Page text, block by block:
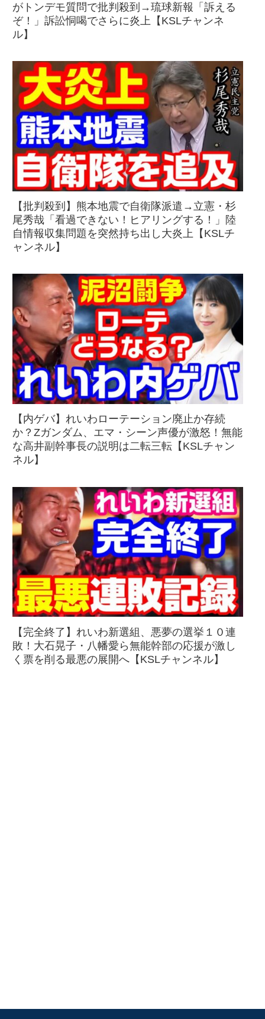
がトンデモ質問で批判殺到→琉球新報「訴える
ぞ！」訴訟恫喝でさらに炎上【KSLチャンネ
ル】
【批判殺到】熊本地震で自衛隊派遣→立憲・杉
尾秀哉「看過できない！ヒアリングする！」陸
自情報収集問題を突然持ち出し大炎上【KSLチ
ャンネル】
【内ゲバ】れいわローテーション廃止か存続
か？Zガンダム、エマ・シーン声優が激怒！無能
な高井副幹事長の説明は二転三転【KSLチャン
ネル】
【完全終了】れいわ新選組、悪夢の選挙１０連
敗！大石晃子・八幡愛ら無能幹部の応援が激し
く票を削る最悪の展開へ【KSLチャンネル】